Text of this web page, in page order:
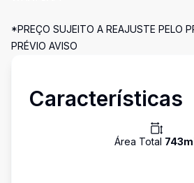
*PREÇO SUJEITO A REAJUSTE PELO
PRÉVIO AVISO
Características
Área Total 743